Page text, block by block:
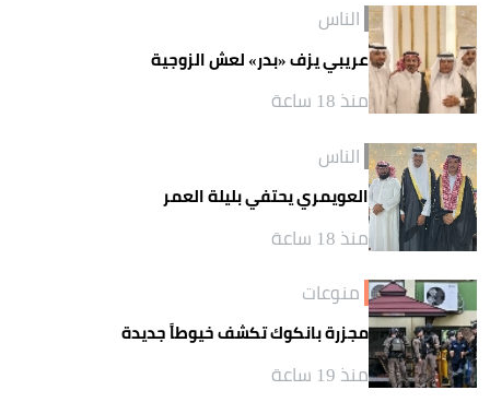
الناس
عريبي يزف «بدر» لعش الزوجية
منذ 18 ساعة
الناس
العويمري يحتفي بليلة العمر
منذ 18 ساعة
منوعات
مجزرة بانكوك تكشف خيوطاً جديدة
منذ 19 ساعة